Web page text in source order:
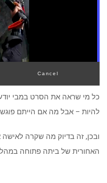
Cancel
כל מי שראה את הסרט במבי
להיות – אבל מה אם הייתם
ובכן, זה בדיוק מה שקרה
האחורית של ביתה פתוחה